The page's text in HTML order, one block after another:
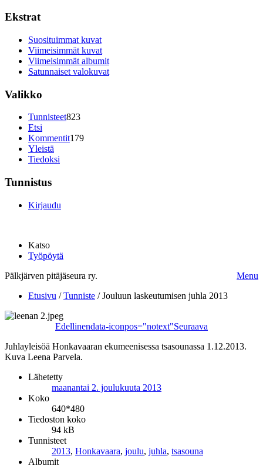
Ekstrat
Suosituimmat kuvat
Viimeisimmät kuvat
Viimeisimmät albumit
Satunnaiset valokuvat
Valikko
Tunnisteet823
Etsi
Kommentit179
Yleistä
Tiedoksi
Tunnistus
Kirjaudu
Katso
Työpöytä
Pälkjärven pitäjäseura ry.
Menu
Etusivu /Tunniste /Jouluun laskeutumisen juhla 2013
Edellinendata-iconpos="notext"Seuraava
Juhlayleisöä Honkavaaran ekumeenisessa tsasounassa 1.12.2013.
Kuva Leena Parvela.
Lähetetty
maanantai 2. joulukuuta 2013
Koko
640*480
Tiedoston koko
94 kB
Tunnisteet
2013, Honkavaara, joulu, juhla, tsasouna
Albumit